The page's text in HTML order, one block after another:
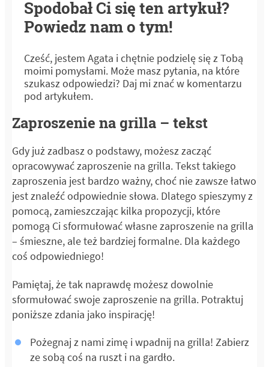
Spodobał Ci się ten artykuł?
Powiedz nam o tym!
Cześć, jestem Agata i chętnie podzielę się z Tobą
moimi pomysłami. Może masz pytania, na które
szukasz odpowiedzi? Daj mi znać w komentarzu
pod artykułem.
Zaproszenie na grilla – tekst
Gdy już zadbasz o podstawy, możesz zacząć
opracowywać zaproszenie na grilla. Tekst takiego
zaproszenia jest bardzo ważny, choć nie zawsze łatwo
jest znaleźć odpowiednie słowa. Dlatego spieszymy z
pomocą, zamieszczając kilka propozycji, które
pomogą Ci sformułować własne zaproszenie na grilla
– śmieszne, ale też bardziej formalne. Dla każdego
coś odpowiedniego!
Pamiętaj, że tak naprawdę możesz dowolnie
sformułować swoje zaproszenie na grilla. Potraktuj
poniższe zdania jako inspirację!
Pożegnaj z nami zimę i wpadnij na grilla! Zabierz
ze sobą coś na ruszt i na gardło.